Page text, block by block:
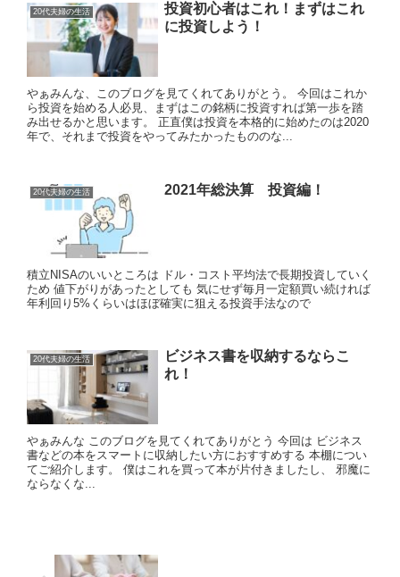
20代夫婦の生活
投資初心者はこれ！まずはこれ
に投資しよう！
やぁみんな、このブログを見てくれてありがとう。 今回はこれか
ら投資を始める人必見、まずはこの銘柄に投資すれば第一歩を踏
み出せるかと思います。 正直僕は投資を本格的に始めたのは2020
年で、それまで投資をやってみたかったもののな...
20代夫婦の生活 2021年総決算 投資編！
積立NISAのいいところは ドル・コスト平均法で長期投資していく
ため 値下がりがあったとしても 気にせず毎月一定額買い続ければ
年利回り5%くらいはほぼ確実に狙える投資手法なので
20代夫婦の生活
ビジネス書を収納するならこ
れ！
やぁみんな このブログを見てくれてありがとう 今回は ビジネス
書などの本をスマートに収納したい方におすすめする 本棚につい
てご紹介します。 僕はこれを買って本が片付きましたし、 邪魔に
ならなくな...